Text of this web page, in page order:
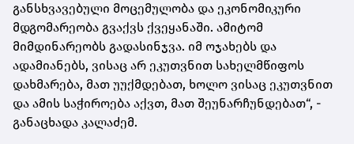
განსხვავებული მოცემულობა და ეკონომიკური
მდგომარეობა გვაქვს ქვეყანაში. ამიტომ
მიმდინარეობს გადასინჯვა. იმ ოჯახებს და
ადამიანებს, ვისაც არ ეკუთვნით სახელმწიფოს
დახმარება, მათ უუქმდებათ, ხოლო ვისაც ეკუთვნით
და ამის საჭიროება აქვთ, მათ შეუნარჩუნდებათ“, -
განაცხადა კალაძემ.